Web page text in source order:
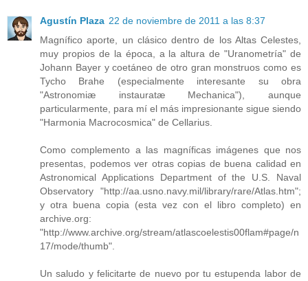
Agustín Plaza 22 de noviembre de 2011 a las 8:37
Magnífico aporte, un clásico dentro de los Altas Celestes,
muy propios de la época, a la altura de "Uranometría" de
Johann Bayer y coetáneo de otro gran monstruos como es
Tycho Brahe (especialmente interesante su obra
"Astronomiæ instauratæ Mechanica"), aunque
particularmente, para mí el más impresionante sigue siendo
"Harmonia Macrocosmica" de Cellarius.
Como complemento a las magníficas imágenes que nos
presentas, podemos ver otras copias de buena calidad en
Astronomical Applications Department of the U.S. Naval
Observatory "http://aa.usno.navy.mil/library/rare/Atlas.htm";
y otra buena copia (esta vez con el libro completo) en
archive.org:
"http://www.archive.org/stream/atlascoelestis00flam#page/n
17/mode/thumb".
Un saludo y felicitarte de nuevo por tu estupenda labor de